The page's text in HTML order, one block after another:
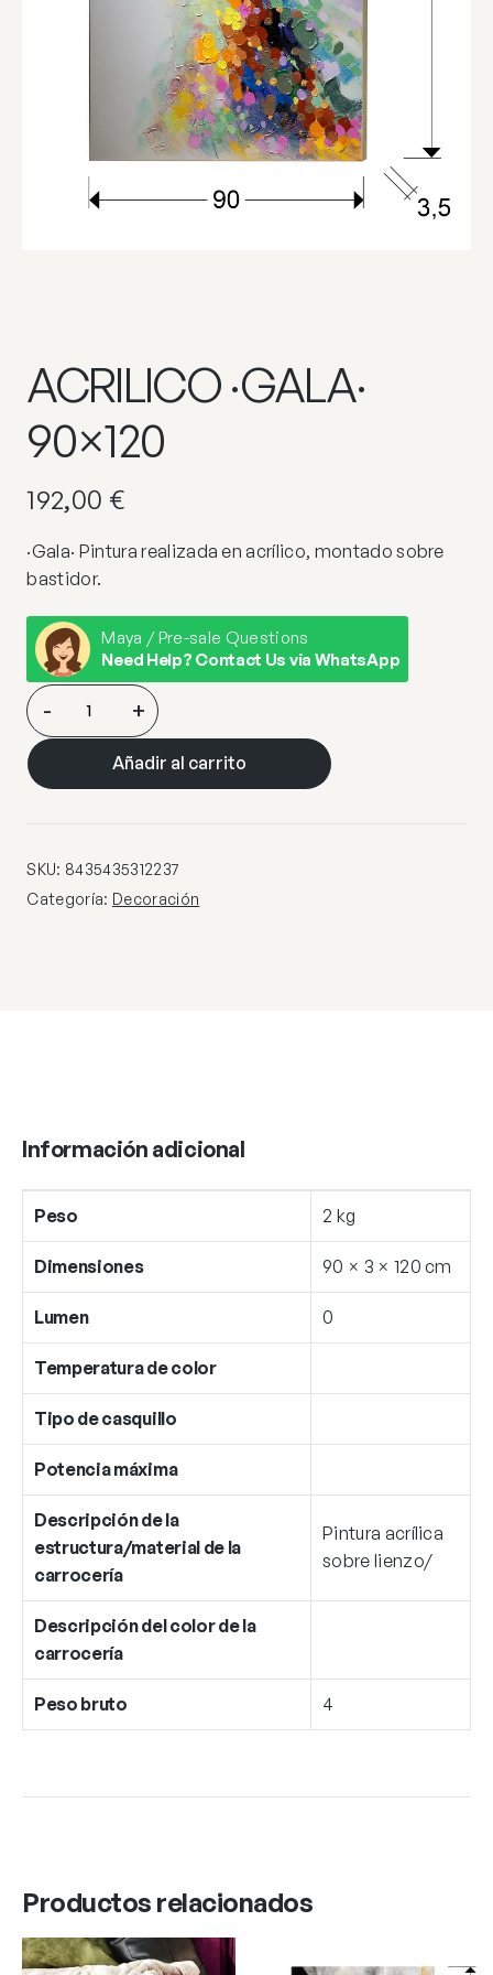
ACRILICO ·GALA·
90×120
192,00 €
·Gala· Pintura realizada en acrílico, montado sobre
bastidor.
Maya / Pre-sale Questions
Need Help? Contact Us via WhatsApp
ACRILICO
·GALA·
90×120
cantidad
- +
Añadir al carrito
SKU: 8435435312237
Categoría: Decoración
Información adicional
Peso 2 kg
Dimensiones 90 × 3 × 120 cm
Lumen 0
Temperatura de color
Tipo de casquillo
Potencia máxima
Descripción de la
estructura/material de la
carrocería
Pintura acrílica
sobre lienzo/
Descripción del color de la
carrocería
Peso bruto 4
Productos relacionados